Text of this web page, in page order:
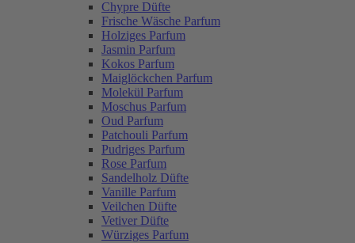
Chypre Düfte
Frische Wäsche Parfum
Holziges Parfum
Jasmin Parfum
Kokos Parfum
Maiglöckchen Parfum
Molekül Parfum
Moschus Parfum
Oud Parfum
Patchouli Parfum
Pudriges Parfum
Rose Parfum
Sandelholz Düfte
Vanille Parfum
Veilchen Düfte
Vetiver Düfte
Würziges Parfum